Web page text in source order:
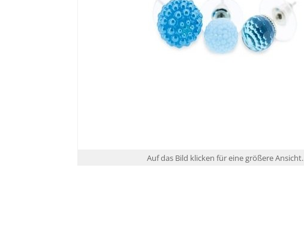
Auf das Bild klicken für eine größere Ansicht.